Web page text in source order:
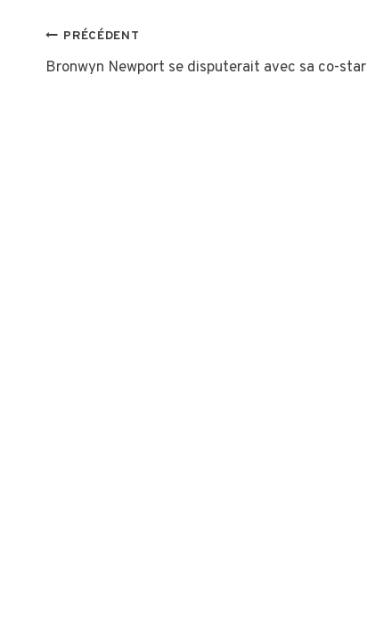
NAVIGATION
DE
PRÉCÉDENT
Bronwyn Newport se disputerait avec sa co-star